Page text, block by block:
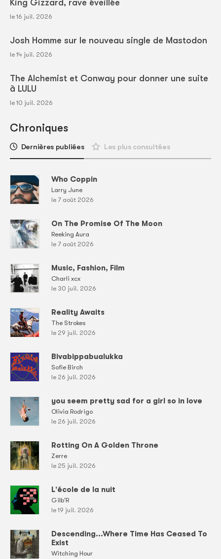
King Gizzard, rave éveillée
le 16 juil. 2026
Josh Homme sur le nouveau single de Mastodon
le 14 juil. 2026
The Alchemist et Conway pour donner une suite
à LULU
le 10 juil. 2026
Chroniques
Dernières publiées Les plus consultées
Who Coppin
Larry June
le 7 août 2026
On The Promise Of The Moon
Reeking Aura
le 7 août 2026
Music, Fashion, Film
Charli xcx
le 30 juil. 2026
Reality Awaits
The Strokes
le 29 juil. 2026
Bivabippabualukka
Sofie Birch
le 26 juil. 2026
you seem pretty sad for a girl so in love
Olivia Rodrigo
le 26 juil. 2026
Rotting On A Golden Throne
Zerre
le 25 juil. 2026
L'école de la nuit
Gilb'R
le 19 juil. 2026
Descending...Where Time Has Ceased To
Exist
Witching Hour